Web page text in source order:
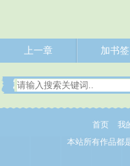
上一章 加书签
首页 我
本站所有作品都